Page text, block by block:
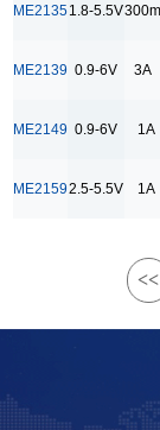
Charge
PFM
PFM/
输出电压
ME21351.8-5.5V
ME2139 0.9-6V 3A
ME2149 0.9-6V
ME21592.5-5.5V
<<